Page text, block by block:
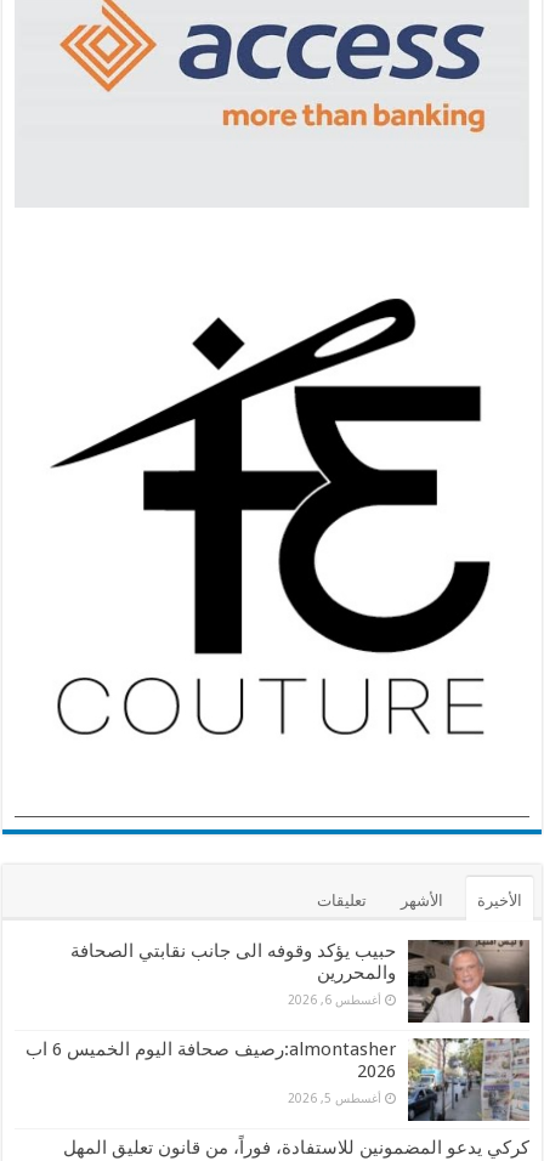
الأخيرة الأشهر تعليقات
حبيب يؤكد وقوفه الى جانب نقابتي الصحافة
والمحررين
أغسطس 6, 2026
almontasher:رصيف صحافة اليوم الخميس 6 اب
2026
أغسطس 5, 2026
كركي يدعو المضمونين للاستفادة، فوراً، من قانون تعليق المهل